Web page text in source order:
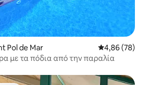
Pol de Mar Μέση
4,86 (78)
με τα πόδια από την παραλία